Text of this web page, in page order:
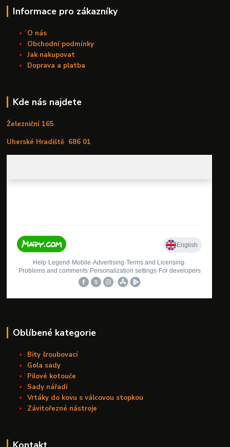
Informace pro zákazníky
O nás
Obchodní podmínky
Jak nakupovat
Doprava a platba
Kde nás najdete
Železniční 165
Uherské Hradiště 686 01
Oblíbené kategorie
Bity šroubovací
Gola sady
Pilové kotouče
Sady nářadí
Vrtáky do kovu s válcovou stopkou
Závitořezné nástroje